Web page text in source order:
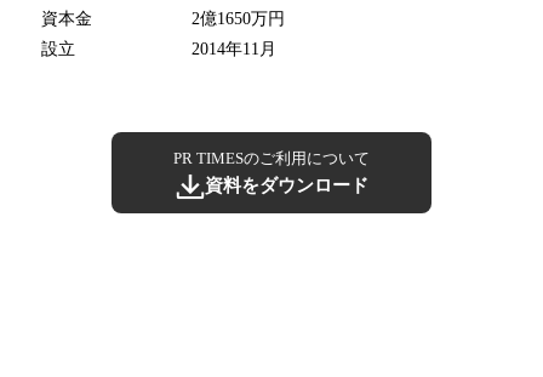
資本金
2億1650万円
設立
2014年11月
PR TIMESのご利用について
資料をダウンロード